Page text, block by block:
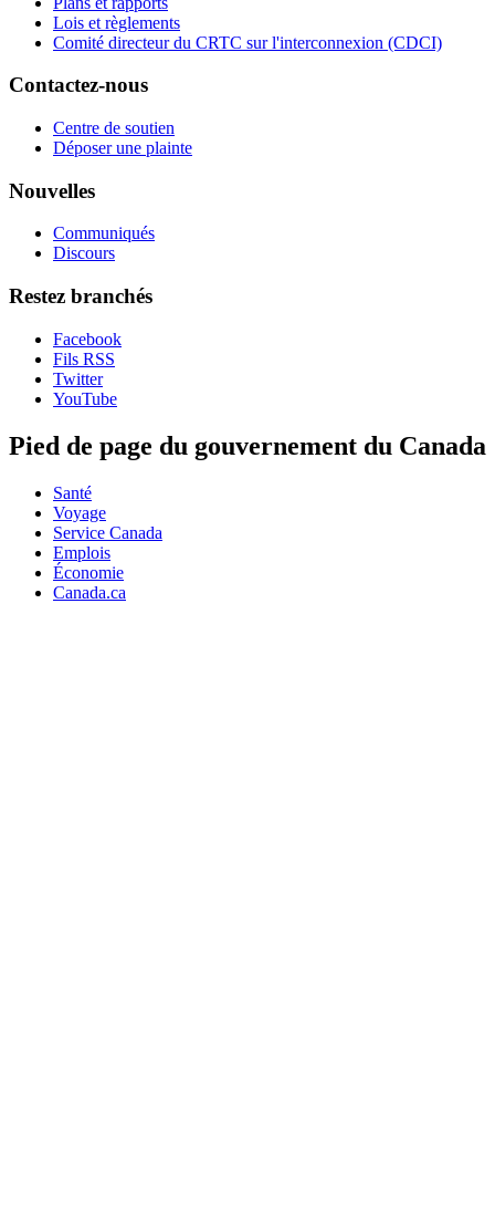
Lois et règlements
Comité directeur du CRTC sur l'interconnexion (CDCI)
Contactez-nous
Centre de soutien
Déposer une plainte
Nouvelles
Communiqués
Discours
Restez branchés
Facebook
Fils RSS
Twitter
YouTube
Pied de page du gouvernement du Canada
Santé
Voyage
Service Canada
Emplois
Économie
Canada.ca